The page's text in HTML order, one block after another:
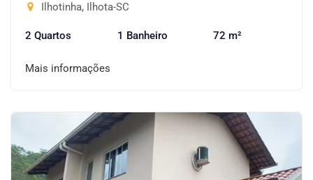
Ilhotinha, Ilhota-SC
2 Quartos 1 Banheiro 72 m²
Mais informações